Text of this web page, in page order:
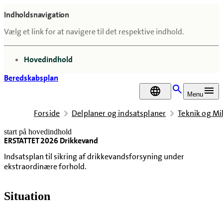
Indholdsnavigation
Vælg et link for at navigere til det respektive indhold.
gå til
Hovedindhold
Beredskabsplan
DA
Menu
Forside Delplaner og indsatsplaner Teknik og
start på hovedindhold
ERSTATTET 2026 Drikkevand
Indsatsplan til sikring af drikkevandsforsyning under
ekstraordinære forhold.
senest opdateret 27. maj 2026
Situation